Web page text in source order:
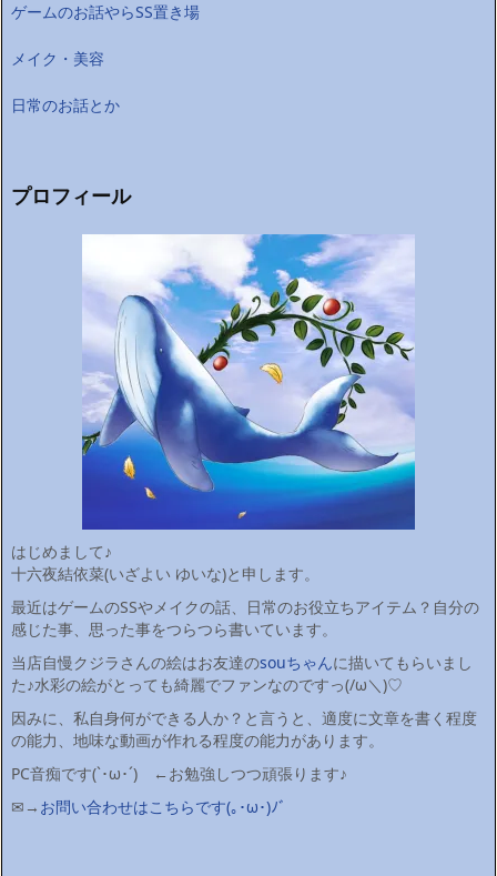
ゲームのお話やらSS置き場
メイク・美容
日常のお話とか
プロフィール
はじめまして♪
十六夜結依菜(いざよい ゆいな)と申します。
最近はゲームのSSやメイクの話、日常のお役立ちアイテム？自分の
感じた事、思った事をつらつら書いています。
当店自慢クジラさんの絵はお友達のsouちゃんに描いてもらいまし
た♪水彩の絵がとっても綺麗でファンなのですっ(/ω＼)♡
因みに、私自身何ができる人か？と言うと、適度に文章を書く程度
の能力、地味な動画が作れる程度の能力があります。
PC音痴です(`･ω･´)ゞ←お勉強しつつ頑張ります♪
✉→ お問い合わせはこちらです(｡･ω･)ﾉﾞ